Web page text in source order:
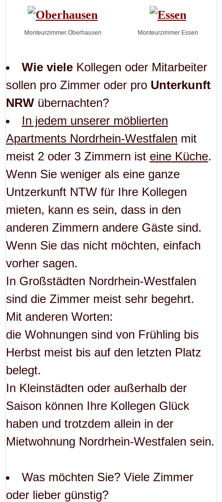
Monteurzimmer Oberhausen Monteurzimmer Essen
Wie viele Kollegen oder Mitarbeiter
sollen pro Zimmer oder pro Unterkunft
NRW übernachten?
In jedem unserer möblierten
Apartments Nordrhein-Westfalen mit
meist 2 oder 3 Zimmern ist eine Küche.
Wenn Sie weniger als eine ganze
Untzerkunft NTW für Ihre Kollegen
mieten, kann es sein, dass in den
anderen Zimmern andere Gäste sind.
Wenn Sie das nicht möchten, einfach
vorher sagen.
In Großstädten Nordrhein-Westfalen
sind die Zimmer meist sehr begehrt.
Mit anderen Worten:
die Wohnungen sind von Frühling bis
Herbst meist bis auf den letzten Platz
belegt.
In Kleinstädten oder außerhalb der
Saison können Ihre Kollegen Glück
haben und trotzdem allein in der
Mietwohnung Nordrhein-Westfalen sein.
Was möchten Sie? Viele Zimmer
oder lieber günstig?